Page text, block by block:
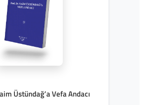
Üstündağ’a Vefa Andacı